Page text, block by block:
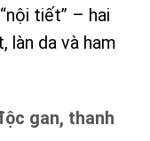
tiết” – hai
làn da và ham
gan, thanh